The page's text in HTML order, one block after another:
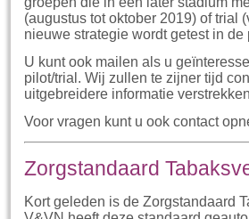
(augustus tot oktober 2019) of trial
nieuwe strategie wordt getest in de
U kunt ook mailen als u
pilot/trial. Wij zullen te zijner tijd
uitgebreidere informatie
Voor vragen kunt u ook contact
Zorgstandaard
Kort geleden is de Zorgstandaard